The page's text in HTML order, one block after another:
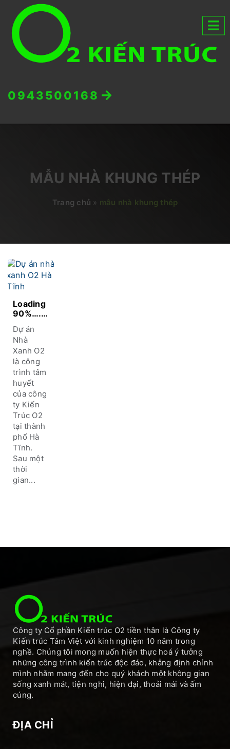
0943500168
MẪU NHÀ KHUNG THÉP
Trang chủ » mẫu nhà khung thép
Loading
90%….
thi công
dự án
nhà
xanh O2
TP Hà
Tĩnh
Dự án
Nhà
Xanh O2
là công
trình tâm
huyết
của công
ty Kiến
Trúc O2
tại thành
phố Hà
Tĩnh.
Sau một
thời
gian...
Công ty Cổ phần Kiến trúc O2 tiền thân là Công ty
Kiến trúc Tâm Việt với kinh nghiệm 10 năm trong
nghề. Chúng tôi mong muốn hiện thực hoá ý tưởng
những công trình kiến trúc độc đáo, khẳng định chính
mình nhằm mang đến cho quý khách một không gian
sống xanh mát, tiện nghi, hiện đại, thoải mái và ấm
cúng.
ĐỊA CHỈ